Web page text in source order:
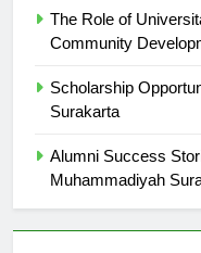
The Role of
Scholarship
Alumni Success